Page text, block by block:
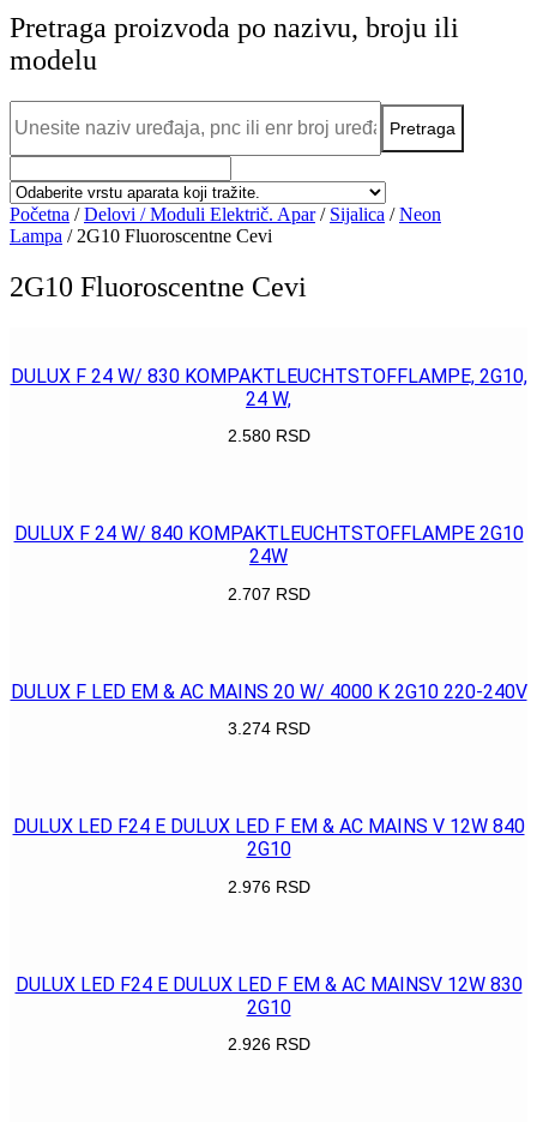
Pretraga proizvoda po nazivu, broju ili
modelu
Početna /Delovi / Moduli Električ. Apar/ Sijalica /Neon
Lampa / 2G10 Fluoroscentne Cevi
2G10 Fluoroscentne Cevi
DULUX F 24 W/ 830 KOMPAKTLEUCHTSTOFFLAMPE, 2G10,
24 W,
2.580 RSD
DULUX F 24 W/ 840 KOMPAKTLEUCHTSTOFFLAMPE 2G10
24W
2.707 RSD
DULUX F LED EM & AC MAINS 20 W/ 4000 K 2G10 220-240V
3.274 RSD
DULUX LED F24 E DULUX LED F EM & AC MAINS V 12W 840
2G10
2.976 RSD
DULUX LED F24 E DULUX LED F EM & AC MAINSV 12W 830
2G10
2.926 RSD